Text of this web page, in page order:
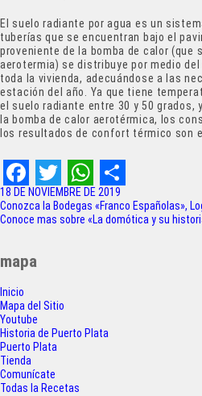
El suelo radiante por agua es un
tuberías que se encuentran bajo el
proveniente de la bomba de calor (que
aerotermia) se distribuye por medio
toda la vivienda, adecuándose a las
estación del año. Ya que tiene
el suelo radiante entre 30 y 50 grados,
la bomba de calor aerotérmica, los
los resultados de confort térmico son
F
a
c
e
b
o
o
k
T
w
t
t
e
r
W
h
A
p
S
h
18 DE NOVIEMBRE DE 2019
Navegación
de
Conozca la Bodegas «Franco Españolas»,
Conoce mas sobre «La domótica y su
mapa
Inicio
Mapa del Sitio
Youtube
Historia de Puerto Plata
Puerto Plata
Tienda
Comunícate
Todas la Recetas